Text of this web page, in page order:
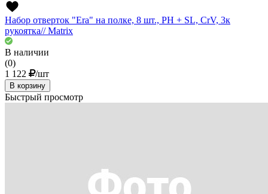
Набор отверток "Era" на полке, 8 шт., PH + SL, CrV, 3к
рукоятка// Matrix
В наличии
(0)
1 122
/шт
В корзину
Быстрый просмотр